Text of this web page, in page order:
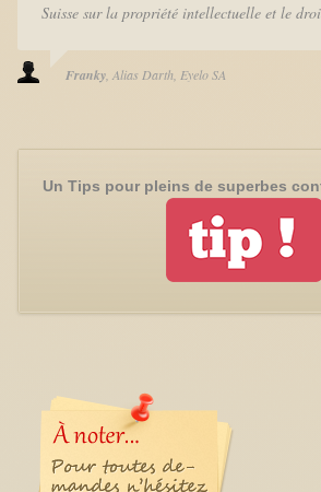
Suisse sur la propriété intellectuelle et le
Franky Alias Darth Eyelo SA
Un Tips pour pleins de superbes